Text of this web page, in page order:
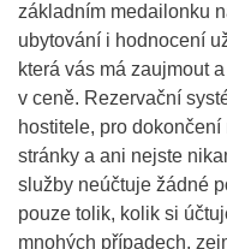
základním medailonku
ubytování i hodnocení
která vás má zaujmout
v ceně. Rezervační
hostitele, pro
stránky a ani nejste
služby neúčtuje žádné
pouze tolik, kolik si
mnohých případech,